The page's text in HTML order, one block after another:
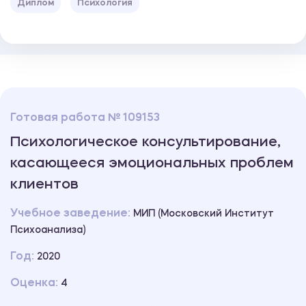
Диплом Психология
Готовая работа № 109153
Психологическое консультирование,
касающееся эмоциональных проблем
клиентов
Учебное заведение: МИП (Московский Институт
Психоанализа)
Год: 2020
Оценка: 4